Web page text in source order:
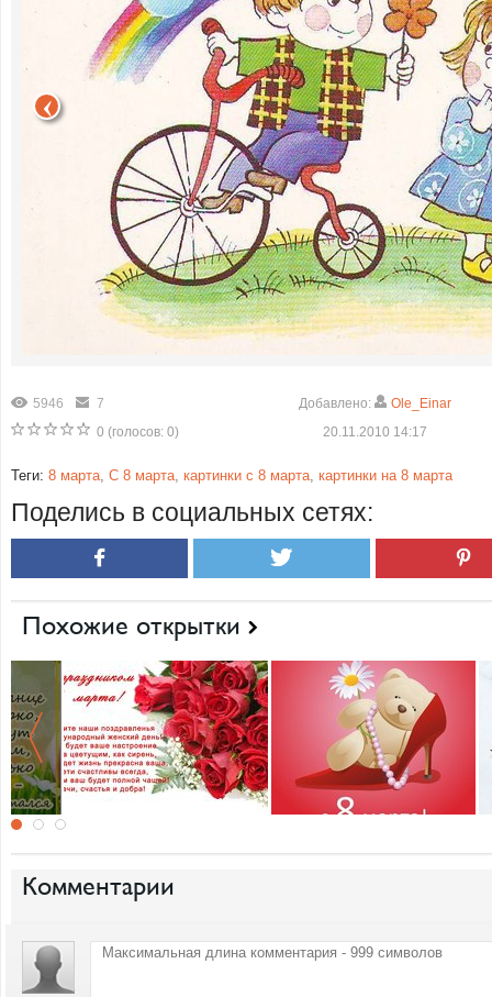
5946
7
0 (голосов: 0)
Добавлено:
Ole_Einar
20.11.2010 14:17
Теги: 8 марта, С 8 марта, картинки с 8 марта, картинки на 8 марта
Поделись в социальных сетях:
Похожие открытки
Комментарии